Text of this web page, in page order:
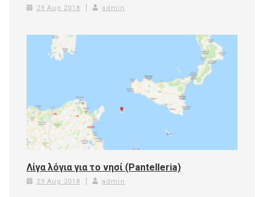
29 Aug 2018 admin
Λίγα λόγια για το νησί (Pantelleria)
29 Aug 2018 admin